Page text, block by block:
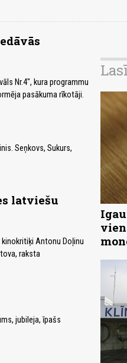
Nr.4", kura programmu
pasākuma rīkotāji.
Seņkovs, Sukurs,
latviešu
kinokritiķi Antonu Doļinu
raksta
jubileja, īpašs